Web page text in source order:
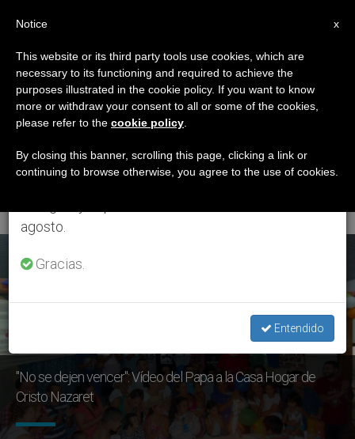
ETIQUETA
Posts Tagged ‘Casa
Hogar De Cristo
Nazaret’
ÚLTIMAS NOTICIAS
"No se dejen vencer": Vídeo del Papa a la Casa Hogar de
Cristo Nazaret
×
Aviso importante
Del 27 de julio al 7 de agosto haremos la pausa
anual, aprovechando que en el periodo de verano
se generan menos informaciones y también el
agosto.
Gracias.
Entendido
x
Notice
This website or its third party tools use cookies, which are
necessary to its functioning and required to achieve the
purposes illustrated in the cookie policy. If you want to know
more or withdraw your consent to all or some of the cookies,
please refer to the cookie policy
By closing this banner, scrolling this page, clicking a link or
continuing to browse otherwise, you agree to the use of cookies.